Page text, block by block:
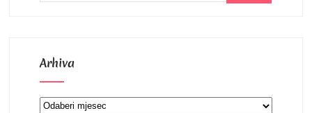
Arhiva
Arhiva